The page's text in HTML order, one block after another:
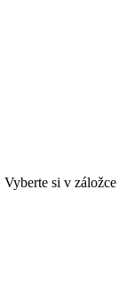
si v záložce